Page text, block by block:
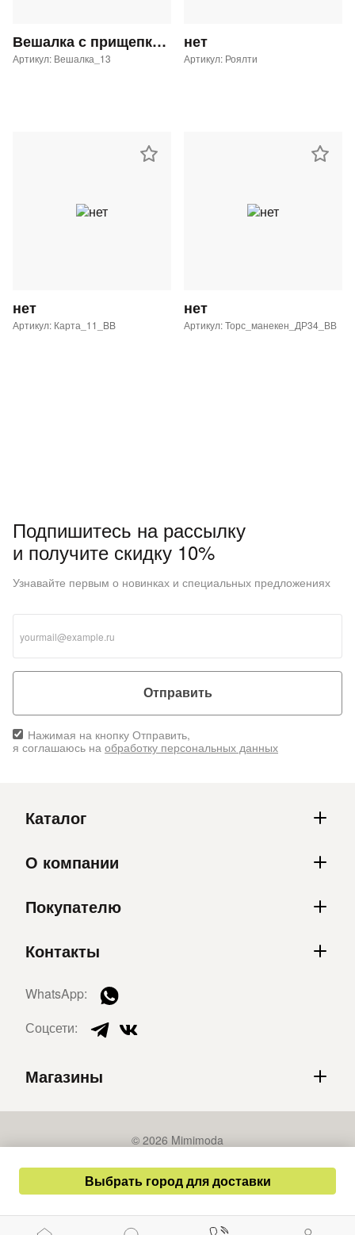
Выбрать город для доставки
Вешалка с прищепками GL-29 с таргеткой Button Blue
Артикул: Вешалка_13
нет
Артикул: Роялти
нет
Артикул: Карта_11_BB
нет
Артикул: Торс_манекен_ДР34_ВВ
Подпишитесь на рассылку
и получите скидку 10%
Узнавайте первым о новинках и специальных предложениях
Отправить
Нажимая на кнопку Отправить,
я соглашаюсь на обработку персональных данных
Каталог
О компании
Покупателю
Контакты
WhatsApp:
Соцсети:
Магазины
© 2026 Mimimoda
Политика конфиденциальности